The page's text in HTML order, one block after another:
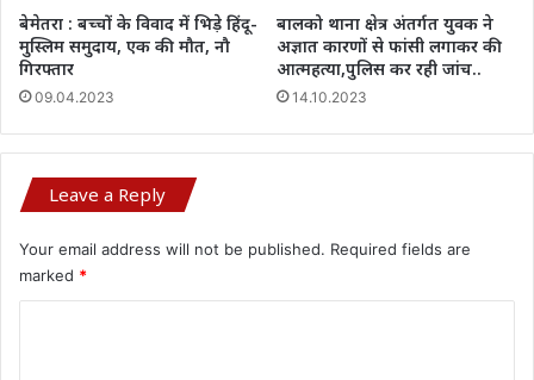
बेमेतरा : बच्चों के विवाद में भिड़े हिंदू-
मुस्लिम समुदाय, एक की मौत, नौ
गिरफ्तार
09.04.2023
बालको थाना क्षेत्र अंतर्गत युवक ने
अज्ञात कारणों से फांसी लगाकर की
आत्महत्या,पुलिस कर रही जांच..
14.10.2023
Leave a Reply
Your email address will not be published. Required fields are
marked *